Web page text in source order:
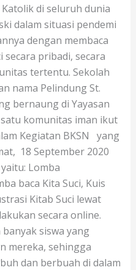
di seluruh dunia
dalam situasi pendemi
dengan membaca
secara pribadi, secara
tertentu. Sekolah
nama Pelindung St.
bernaung di Yayasan
komunitas iman ikut
Kegiatan BKSN yang
18 September 2020
Lomba
baca Kita Suci, Kuis
Kitab Suci lewat
secara online.
siswa yang
mereka, sehingga
dan berbuah di dalam